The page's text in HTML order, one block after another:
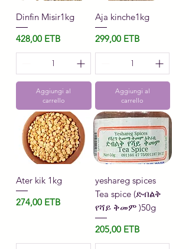
Dinfin Misir1kg
Prezzo
428,00 ETB
Aggiungi al
carrello
Aja kinche1kg
Prezzo
299,00 ETB
Aggiungi al
carrello
Ater kik 1kg
Prezzo
274,00 ETB
yeshareg spices
Tea spice (ድብልቅ
የሻይ ቅመም )50g
Prezzo
205,00 ETB